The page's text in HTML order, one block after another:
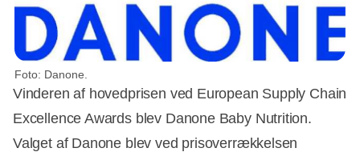
Foto: Danone.
Vinderen af hovedprisen ved European Supply Chain
Excellence Awards blev Danone Baby Nutrition.
Valget af Danone blev ved prisoverrækkelsen